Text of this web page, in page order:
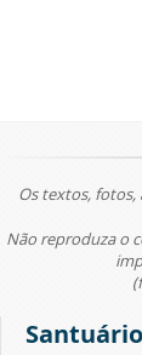
Os textos, fotos,
Não reproduza o
Santuário